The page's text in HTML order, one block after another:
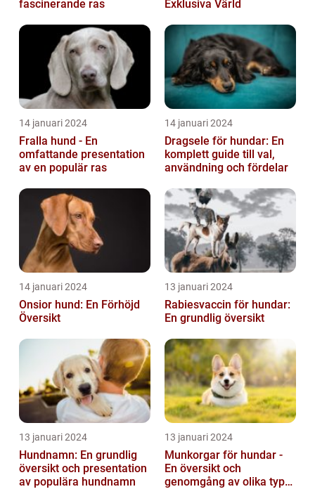
fascinerande ras Exklusiva Värld
14 januari 2024
Fralla hund - En
omfattande presentation
av en populär ras
14 januari 2024
Dragsele för hundar: En
komplett guide till val,
användning och fördelar
14 januari 2024
Onsior hund: En Förhöjd
Översikt
13 januari 2024
Rabiesvaccin för hundar:
En grundlig översikt
13 januari 2024
Hundnamn: En grundlig
översikt och presentation
av populära hundnamn
13 januari 2024
Munkorgar för hundar -
En översikt och
genomgång av olika typer